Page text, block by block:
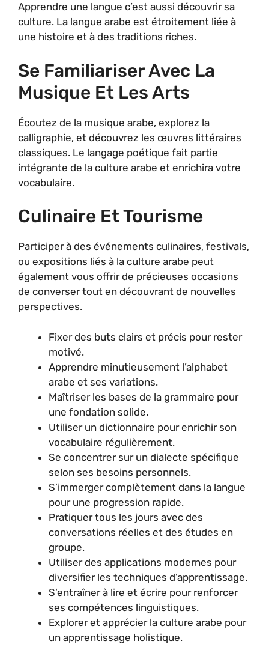
Apprendre une langue c’est aussi découvrir sa
culture. La langue arabe est étroitement liée à
une histoire et à des traditions riches.
Se Familiariser Avec La
Musique Et Les Arts
Écoutez de la musique arabe, explorez la
calligraphie, et découvrez les œuvres littéraires
classiques. Le langage poétique fait partie
intégrante de la culture arabe et enrichira votre
vocabulaire.
Culinaire Et Tourisme
Participer à des événements culinaires, festivals,
ou expositions liés à la culture arabe peut
également vous offrir de précieuses occasions
de converser tout en découvrant de nouvelles
perspectives.
Fixer des buts clairs et précis pour rester
motivé.
Apprendre minutieusement l’alphabet
arabe et ses variations.
Maîtriser les bases de la grammaire pour
une fondation solide.
Utiliser un dictionnaire pour enrichir son
vocabulaire régulièrement.
Se concentrer sur un dialecte spécifique
selon ses besoins personnels.
S’immerger complètement dans la langue
pour une progression rapide.
Pratiquer tous les jours avec des
conversations réelles et des études en
groupe.
Utiliser des applications modernes pour
diversifier les techniques d’apprentissage.
S’entraîner à lire et écrire pour renforcer
ses compétences linguistiques.
Explorer et apprécier la culture arabe pour
un apprentissage holistique.